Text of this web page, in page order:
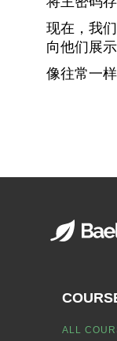
现在，我
向他们展
像往常一
ALL